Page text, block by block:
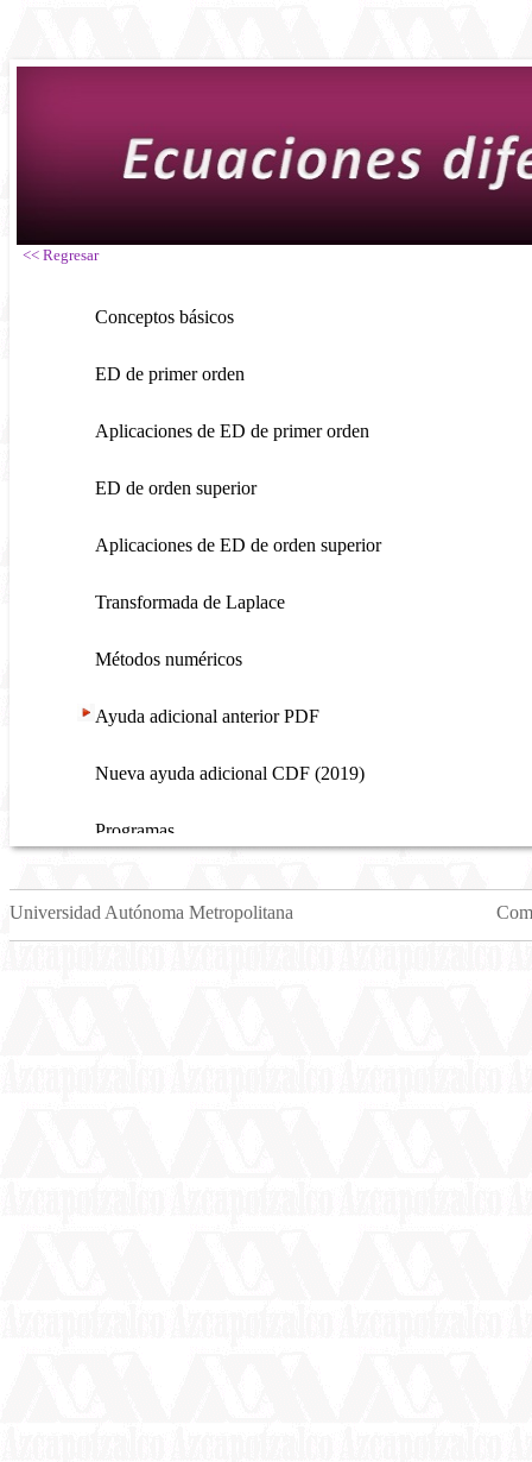
<< Regresar
Conceptos básicos
ED de primer orden
Aplicaciones de ED de primer orden
ED de orden superior
Aplicaciones de ED de orden superior
Transformada de Laplace
Métodos numéricos
Ayuda adicional anterior PDF
Nueva ayuda adicional CDF (2019)
Programas
Créditos
Universidad Autónoma Metropolitana